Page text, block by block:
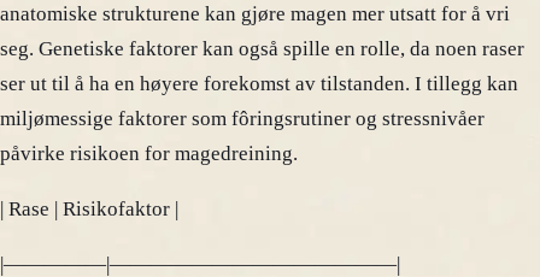
anatomiske strukturene kan gjøre magen mer utsatt for å vri
seg. Genetiske faktorer kan også spille en rolle, da noen raser
ser ut til å ha en høyere forekomst av tilstanden. I tillegg kan
miljømessige faktorer som fôringsrutiner og stressnivåer
påvirke risikoen for magedreining.
| Rase | Risikofaktor |
|—————|——————————————|